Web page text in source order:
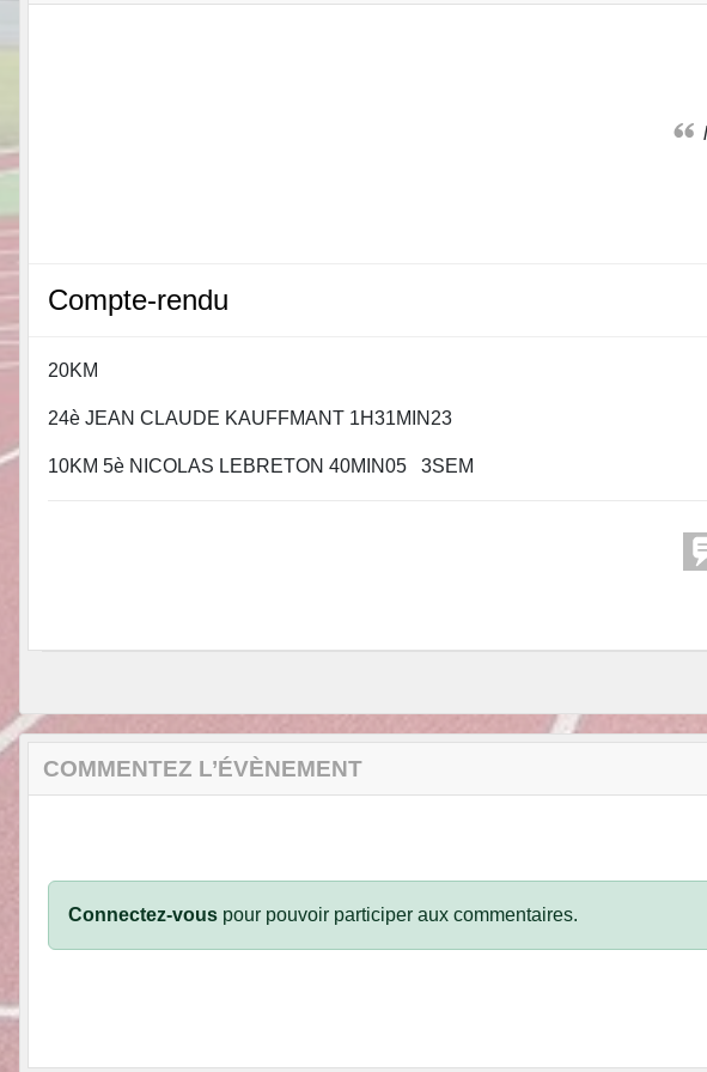
Compte-rendu
20KM
24è JEAN CLAUDE KAUFFMANT 1H31MIN23
10KM 5è NICOLAS LEBRETON 40MIN05 3SEM
COMMENTEZ L’ÉVÈNEMENT
Connectez-vous pour pouvoir participer aux commentaires.